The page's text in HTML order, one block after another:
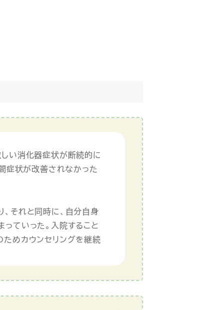
しい消化器症状が断続的に
症状が改善されなかった
それと同時に、自分自身
ていった。入院すること
ためカウンセリングを継続